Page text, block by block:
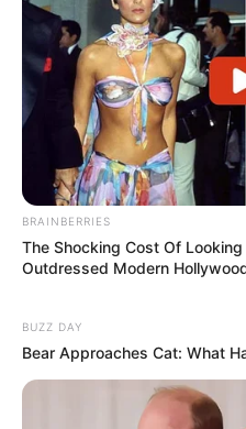
Elo7
BRAINBERRIES
The Shocking Cost Of
Outdressed Modern
BUZZ DAY
Bear Approaches Cat: What